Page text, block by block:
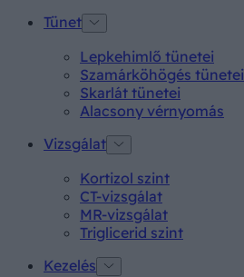
Tünet
Lepkehimlő tünetei
Szamárköhögés tünetei
Skarlát tünetei
Alacsony vérnyomás
Vizsgálat
Kortizol szint
CT-vizsgálat
MR-vizsgálat
Triglicerid szint
Kezelés